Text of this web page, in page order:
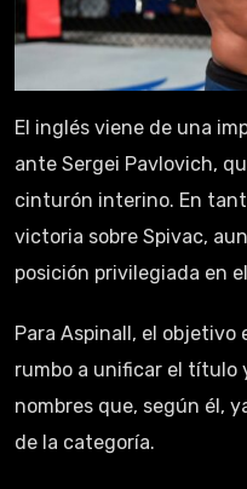
El inglés viene de una
ante Sergei Pavlovich,
cinturón interino. En
victoria sobre Spivac,
posición privilegiada en
Para Aspinall, el objetivo
rumbo a unificar el título
nombres que, según él,
de la categoría.